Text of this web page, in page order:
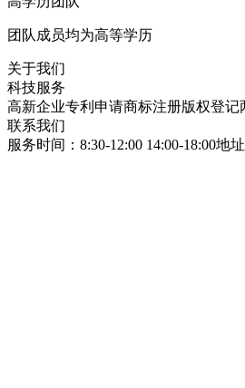
团队成员均为高等学历
关于我们
科技服务
高新企业专利申请商标注册版权登记
联系我们
服务时间：8:30-12:00 14:00-18:00地